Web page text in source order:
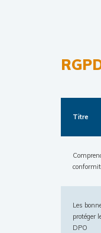
Titre
Les
protéger
DPO